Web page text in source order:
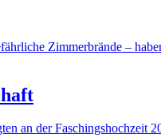
Zimmerbrände –
an der Faschingshochzeit